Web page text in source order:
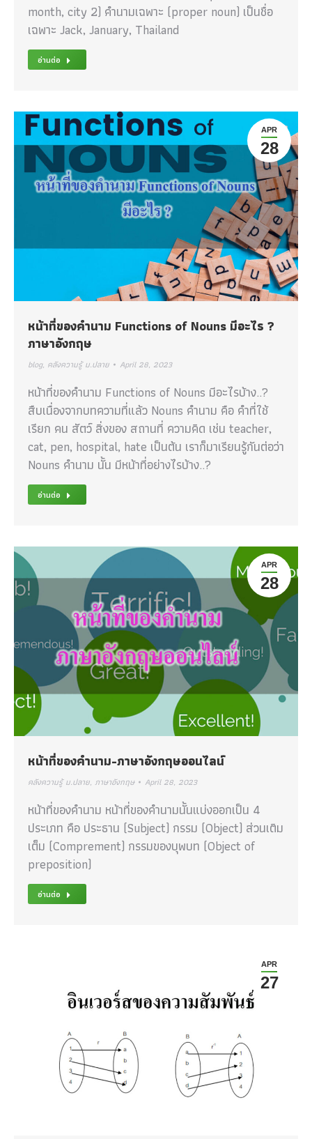
month, city 2) คำนามเฉพาะ (proper noun) เป็นชื่อ
เฉพาะ Jack, January, Thailand
อ่านต่อ
APR
28
หน้าที่ของคำนาม Functions of Nouns มีอะไร ?
ภาษาอังกฤษ
blog, คลังความรู้ ม.ปลาย April 28, 2023
หน้าที่ของคำนาม Functions of Nouns มีอะไรบ้าง..?
สืบเนื่องจากบทความที่แล้ว Nouns คำนาม คือ คำที่ใช้
เรียก คน สัตว์ สิ่งของ สถานที่ ความคิด เช่น teacher,
cat, pen, hospital, hate เป็นต้น เราก็มาเรียนรู้กันต่อว่า
Nouns คำนาม นั้น มีหน้าที่อย่างไรบ้าง..?
อ่านต่อ
APR
28
หน้าที่ของคำนาม-ภาษาอังกฤษออนไลน์
คลังความรู้ ม.ปลาย, ภาษาอังกฤษ April 28, 2023
หน้าที่ของคำนาม หน้าที่ของคำนามนั้นแบ่งออกเป็น 4
ประเภท คือ ประธาน (Subject) กรรม (Object) ส่วนเติม
เต็ม (Comprement) กรรมของบุพบท (Object of
preposition)
อ่านต่อ
APR
27